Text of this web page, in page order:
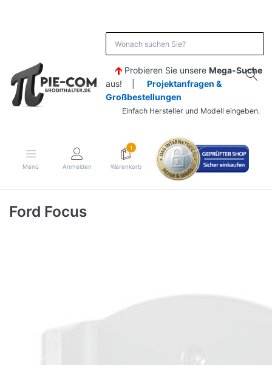
Probieren Sie unsere Mega-Suche
aus! | Projektanfragen &
Großbestellungen
Einfach Hersteller und Modell eingeben.
Menü Anmelden
1
Warenkorb
Ford Focus